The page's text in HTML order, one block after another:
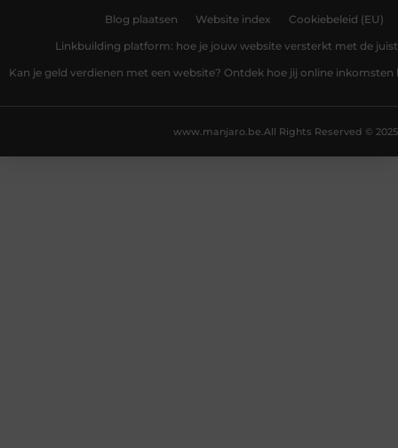
Blog plaatsen Website index Cookiebeleid (EU)
Linkbuilding platform: hoe je jouw website versterkt met de
Kan je geld verdienen met een website? Ontdek hoe jij online
All Rights Reserved © 2025
www.manjaro.be.